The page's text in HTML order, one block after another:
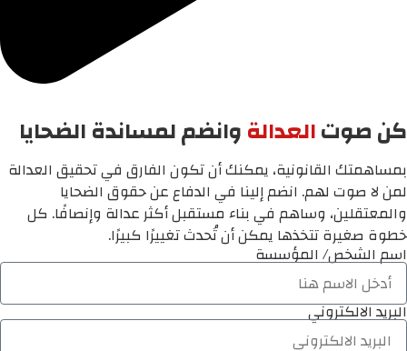
كن صوتالعدالةوانضم لمساندة الضحايا
بمساهمتك القانونية، يمكنك أن تكون الفارق في تحقيق العدالة
لمن لا صوت لهم. انضم إلينا في الدفاع عن حقوق الضحايا
والمعتقلين، وساهم في بناء مستقبل أكثر عدالة وإنصافًا. كل
خطوة صغيرة تتخذها يمكن أن تُحدث تغييرًا كبيرًا.
اسم الشخص/ المؤسسة
البريد الالكتروني